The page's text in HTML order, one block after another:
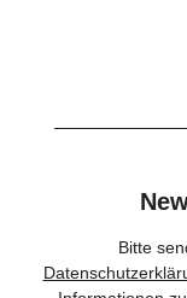
Bitte